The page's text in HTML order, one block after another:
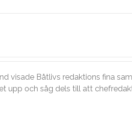
visade Båtlivs redaktions fina
upp och såg dels till att